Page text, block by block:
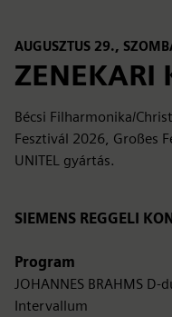
AUGUSZTUS 29.,
ZENEKARI
Bécsi Filharmonika/
Fesztivál 2026, Großes
UNITEL gyártás.
SIEMENS REGGELI
Program
JOHANNES BRAHMS
Intervallum